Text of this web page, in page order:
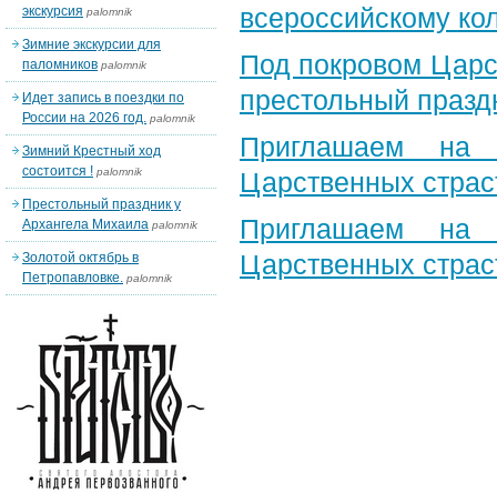
всероссийскому
Под покровом
престольный
Приглашаем на
Царственных
Приглашаем на
Царственных
экскурсия palomnik
Зимние экскурсии для
паломников palomnik
Идет запись в поездки по
России на 2026 год. palomnik
Зимний Крестный ход
состоится ! palomnik
Престольный праздник у
Архангела Михаила palomnik
Золотой октябрь в
Петропавловке. palomnik